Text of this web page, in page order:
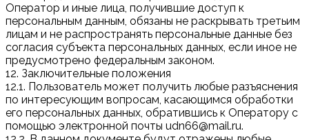
Оператор и иные лица, получившие доступ к
персональным данным, обязаны не раскрывать третьим
лицам и не распространять персональные данные без
согласия субъекта персональных данных, если иное не
предусмотрено федеральным законом.
12. Заключительные положения
12.1. Пользователь может получить любые разъяснения
по интересующим вопросам, касающимся обработки
его персональных данных, обратившись к Оператору с
помощью электронной почты udn66@mail.ru.